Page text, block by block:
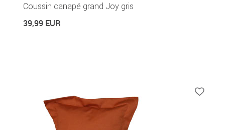
Coussin canapé grand Joy gris
39,99 EUR